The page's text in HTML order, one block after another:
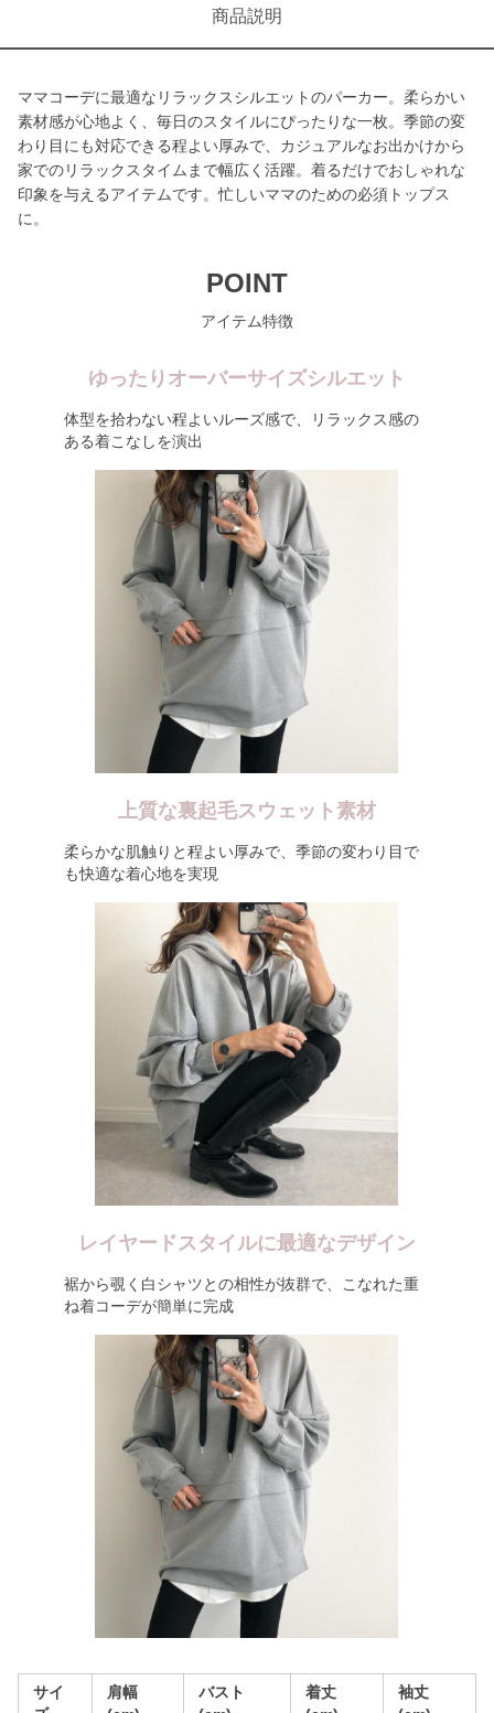
商品説明
ママコーデに最適なリラックスシルエットのパーカー。柔らかい
素材感が心地よく、毎日のスタイルにぴったりな一枚。季節の変
わり目にも対応できる程よい厚みで、カジュアルなお出かけから
家でのリラックスタイムまで幅広く活躍。着るだけでおしゃれな
印象を与えるアイテムです。忙しいママのための必須トップス
に。
POINT
アイテム特徴
ゆったりオーバーサイズシルエット
体型を拾わない程よいルーズ感で、リラックス感の
ある着こなしを演出
上質な裏起毛スウェット素材
柔らかな肌触りと程よい厚みで、季節の変わり目で
も快適な着心地を実現
レイヤードスタイルに最適なデザイン
裾から覗く白シャツとの相性が抜群で、こなれた重
ね着コーデが簡単に完成
サイ
肩幅
バスト
着丈
袖丈